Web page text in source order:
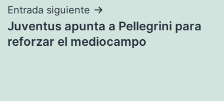
Entrada siguiente
Juventus apunta a Pellegrini para
reforzar el mediocampo